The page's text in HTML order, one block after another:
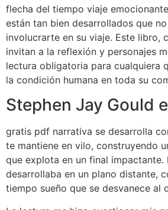
flecha del tiempo viaje
están tan bien desarrollados que
involucrarte en su viaje. Este libro,
invitan a la reflexión y personajes
lectura obligatoria para cualquiera
la condición humana en toda su
Stephen Jay Gould
gratis pdf narrativa se desarrolla
te mantiene en vilo, construyendo
que explota en un final impactante.
desarrollaba en un plano distante,
tiempo sueño que se desvanece al